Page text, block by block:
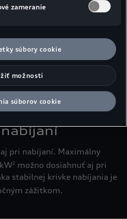
pri nabíjaní. Maximálny
2 možno dosiahnuť aj pri
stabilnej krivke nabíjania je
zážitkom.
zameranie
súbory cookie
možnosti
súborov cookie